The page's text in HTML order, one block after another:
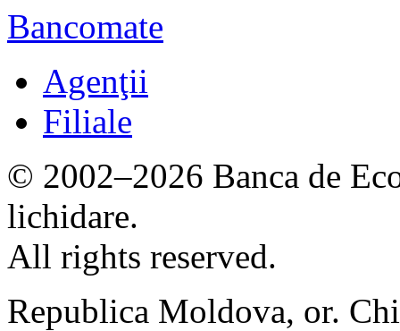
Bancomate
Agenţii
Filiale
© 2002–2026 Banca de
lichidare.
All rights reserved.
Republica Moldova, or.